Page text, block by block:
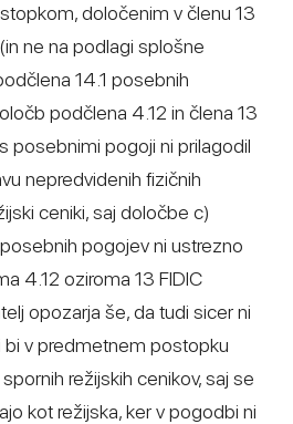
določenim v členu 13
ne na podlagi splošne
14.1 posebnih
podčlena 4.12 in člena 13
posebnimi pogoji ni prilagodil
nepredvidenih fizičnih
ceniki, saj določbe c)
pogojev ni ustrezno
4.12 oziroma 13 FIDIC
opozarja še, da tudi sicer ni
v predmetnem postopku
režijskih cenikov, saj se
kot režijska, ker v pogodbi ni